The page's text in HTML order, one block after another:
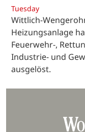
Tuesday
Wittlich-
Heizungsanlage
Feuerwehr-,
Industrie- und
ausgelöst.